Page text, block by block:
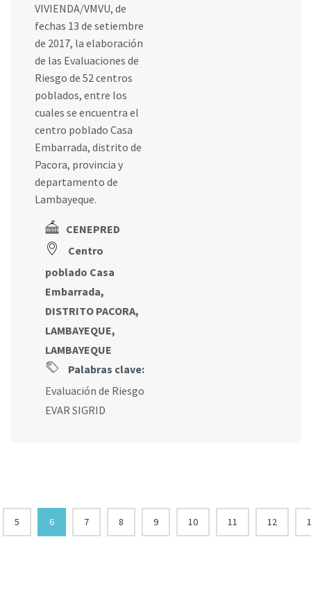
VIVIENDA/VMVU, de
fechas 13 de setiembre
de 2017, la elaboración
de las Evaluaciones de
Riesgo de 52 centros
poblados, entre los
cuales se encuentra el
centro poblado Casa
Embarrada, distrito de
Pacora, provincia y
departamento de
Lambayeque.
CENEPRED
Centro
poblado Casa
Embarrada,
DISTRITO PACORA,
LAMBAYEQUE,
LAMBAYEQUE
Palabras clave:
Evaluación de Riesgo
EVAR SIGRID
5 6 7 8 9 10 11 12